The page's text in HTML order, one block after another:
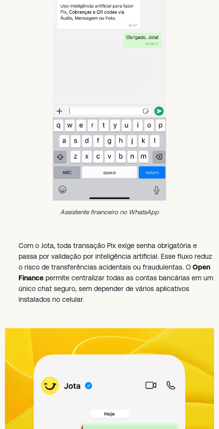
Assistente financeiro no WhatsApp
Com o Jota, toda transação Pix exige senha obrigatória e
passa por validação por inteligência artificial. Esse fluxo reduz
o risco de transferências acidentais ou fraudulentas. O Open
Finance permite centralizar todas as contas bancárias em um
único chat seguro, sem depender de vários aplicativos
instalados no celular.